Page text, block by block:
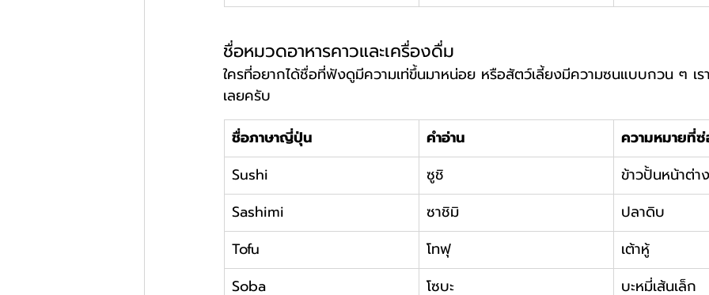
ชื่อหมวดอาหารคาวและเครื่องดื่ม
ใครที่อยากได้ชื่อที่ฟังดูมีความเท่ขึ้นมาหน่อย หรือสัตว์เลี้ยงมีความซนแบบกวน ๆ เร
เลยครับ
ชื่อภาษาญี่ปุ่น
คำอ่าน
ความหมายที่
Sushi
ซูชิ
ข้าวปั้นหน้าต่า
Sashimi
ซาชิมิ
ปลาดิบ
Tofu
โทฟุ
เต้าหู้
Soba
โซบะ บะหมี่เส้นเล็ก